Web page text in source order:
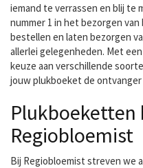
iemand te verrassen en blij te
nummer 1 in het bezorgen
bestellen en laten bezorgen
allerlei gelegenheden. Met
keuze aan verschillende
jouw plukboeket de
Plukboeketten
Regiobloemist
Bij Regiobloemist streven we